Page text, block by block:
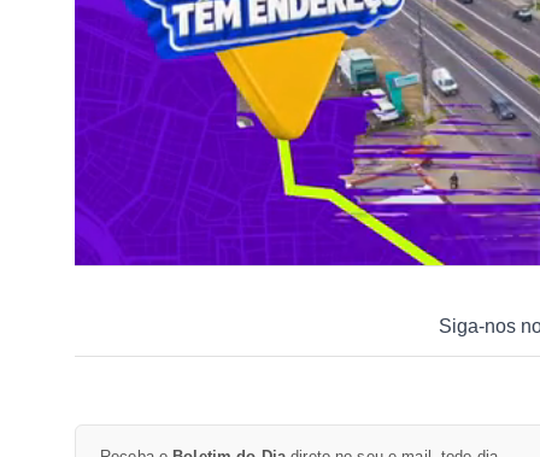
Siga-nos